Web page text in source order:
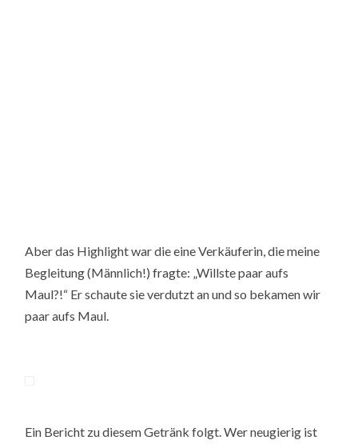
Aber das Highlight war die eine Verkäuferin, die meine
Begleitung (Männlich!) fragte: „Willste paar aufs
Maul?!“ Er schaute sie verdutzt an und so bekamen wir
paar aufs Maul.
Ein Bericht zu diesem Getränk folgt. Wer neugierig ist